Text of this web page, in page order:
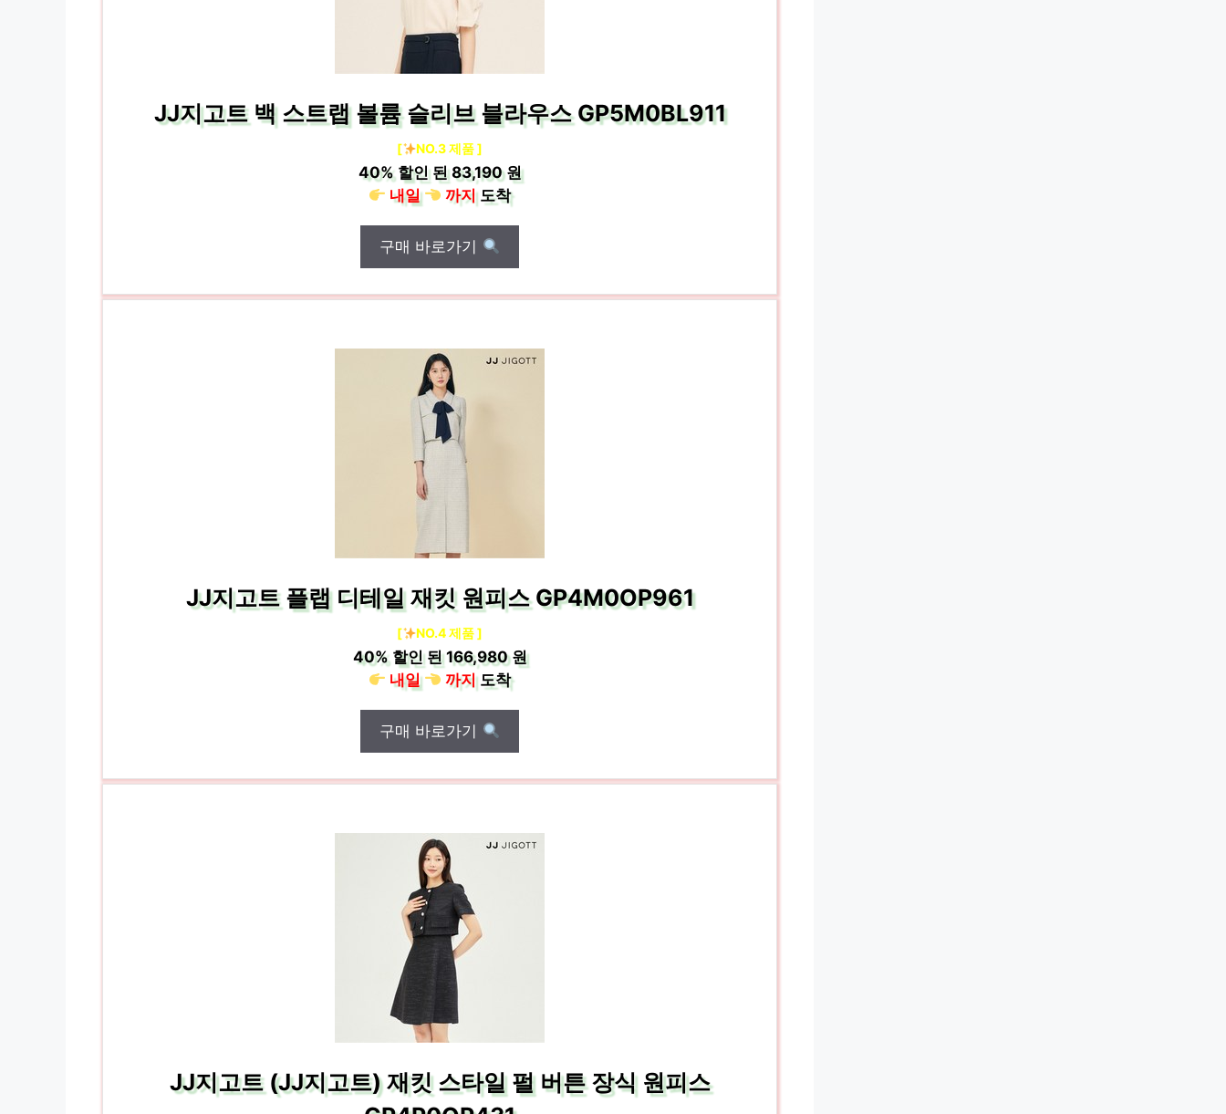
JJ지고트 백 스트랩 볼륨 슬리브 블라우스 GP5M0BL911
[ NO.3 제품 ]
40%할인 된83,190 원
내일
까지도착
구매 바로가기
JJ지고트 플랩 디테일 재킷 원피스 GP4M0OP961
[ NO.4 제품 ]
40%할인 된166,980 원
내일
까지도착
구매 바로가기
JJ지고트 (JJ지고트) 재킷 스타일 펄 버튼 장식 원피스